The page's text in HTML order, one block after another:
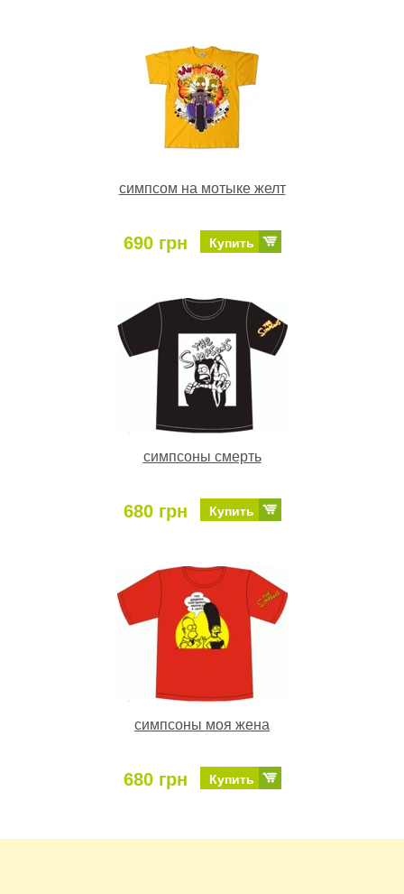
симпсом на мотыке желт
690 грн Купить
симпсоны смерть
680 грн Купить
симпсоны моя жена
680 грн Купить